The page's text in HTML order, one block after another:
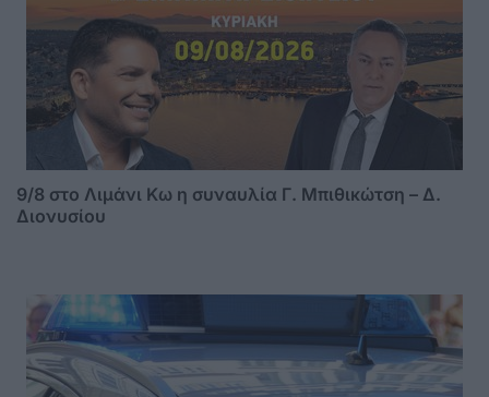
9/8 στο Λιμάνι Κω η συναυλία Γ. Μπιθικώτση – Δ.
Διονυσίου